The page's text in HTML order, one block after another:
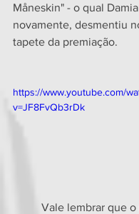
Måneskin" - o qual
novamente, desmentiu
tapete da premiação.
https://www.youtube.com/
v=JF8FvQb3rDk
Vale lembrar que o